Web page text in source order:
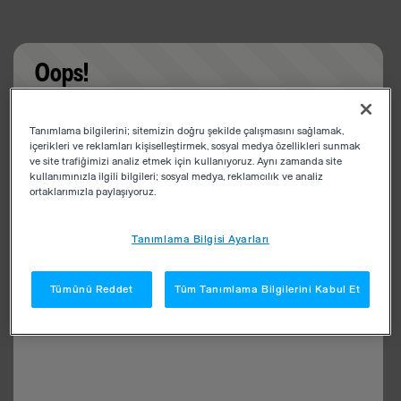
Oops!
app
Tanımlama bilgilerini; sitemizin doğru şekilde çalışmasını sağlamak,
içerikleri ve reklamları kişiselleştirmek, sosyal medya özellikleri sunmak
ve site trafiğimizi analiz etmek için kullanıyoruz. Aynı zamanda site
kullanımınızla ilgili bilgileri; sosyal medya, reklamcılık ve analiz
ortaklarımızla paylaşıyoruz.
Tanımlama Bilgisi Ayarları
Tümünü Reddet Tüm Tanımlama Bilgilerini Kabul Et